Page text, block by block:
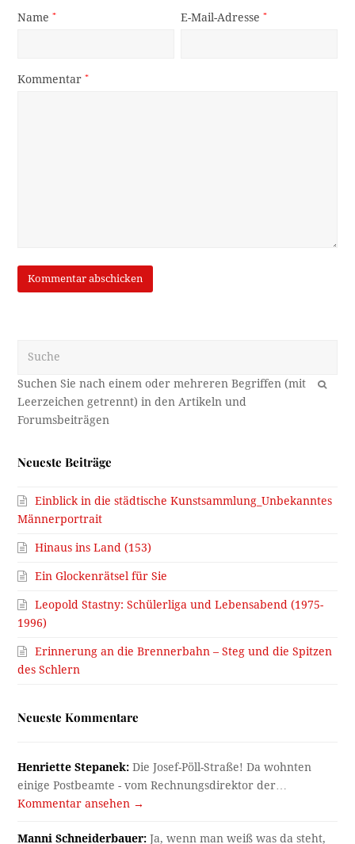
Name* E-Mail-Adresse*
Kommentar*
OK
Neueste Beiträge
Einblick in die städtische Kunstsammlung_Unbekanntes
Männerportrait
Hinaus ins Land (153)
Ein Glockenrätsel für Sie
Leopold Stastny: Schülerliga und Lebensabend (1975-
1996)
Erinnerung an die Brennerbahn – Steg und die Spitzen
des Schlern
Neueste Kommentare
Henriette Stepanek: Die Josef-Pöll-Straße! Da wohnten
einige Postbeamte - vom Rechnungsdirektor der…
Kommentar ansehen →
Manni Schneiderbauer: Ja, wenn man weiß was da steht,